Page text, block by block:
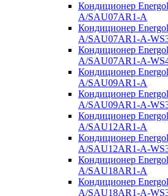
Кондиционер
A/SAU07AR1-A
Кондиционер
A/SAU07AR1-A-
Кондиционер
A/SAU07AR1-A-
Кондиционер
A/SAU09AR1-A
Кондиционер
A/SAU09AR1-A-
Кондиционер
A/SAU12AR1-A
Кондиционер
A/SAU12AR1-A-
Кондиционер
A/SAU18AR1-A
Кондиционер
A/SAU18AR1-A-